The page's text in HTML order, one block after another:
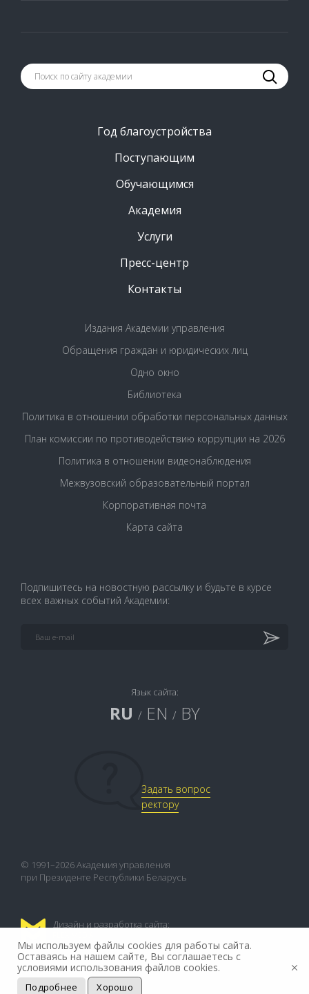
Год благоустройства
Поступающим
Обучающимся
Академия
Услуги
Пресс-центр
Контакты
Издания Академии управления
Обращения граждан и юридических лиц
Одно окно
Библиотека
Политика в отношении обработки персональных данных
План комиссии по противодействию коррупции на 2026
Политика в отношении видеонаблюдения
Межвузовский образовательный портал
Корпоративная почта
Карта сайта
Подпишитесь на новостную рассылку и будьте в курсе
всех важных событий Академии:
Язык сайта:
RU / EN / BY
Задать вопрос
ректору
© 1991–2026 Академия управления
при Президенте Республики Беларусь
Дизайн и разработка сайта:
Мы используем файлы cookies для работы сайта.
Оставаясь на нашем сайте, Вы соглашаетесь с
условиями использования файлов cookies.
Подробнее Хорошо